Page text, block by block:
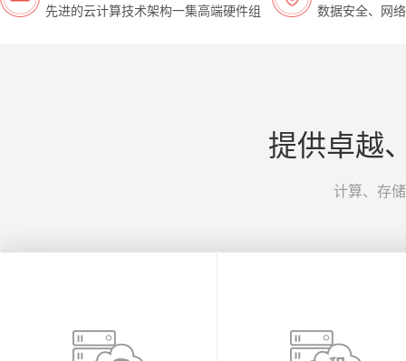
先进的云计算技术架构一集高端硬件组 数据安全、网
提供卓越
计算、存